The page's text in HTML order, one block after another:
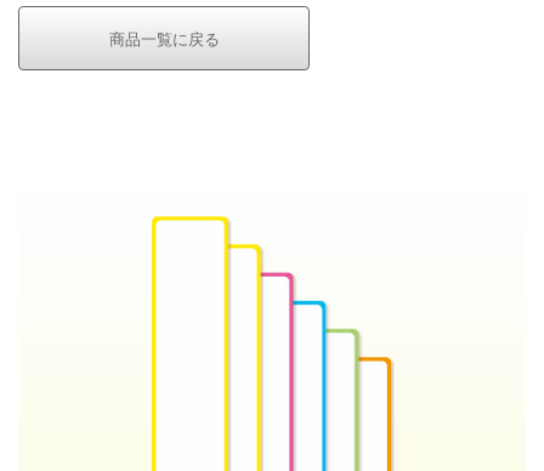
商品一覧に戻る